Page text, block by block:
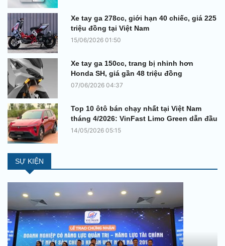
Xe tay ga 278cc, giới hạn 40 chiếc, giá 225
triệu đồng tại Việt Nam
15/06/2026 01:50
Xe tay ga 150cc, trang bị nhỉnh hơn
Honda SH, giá gần 48 triệu đồng
07/06/2026 04:37
Top 10 ôtô bán chạy nhất tại Việt Nam
tháng 4/2026: VinFast Limo Green dẫn đầu
14/05/2026 05:15
SỰ KIỆN